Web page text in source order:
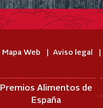
Mapa Web Aviso legal
Premios Alimentos de
España